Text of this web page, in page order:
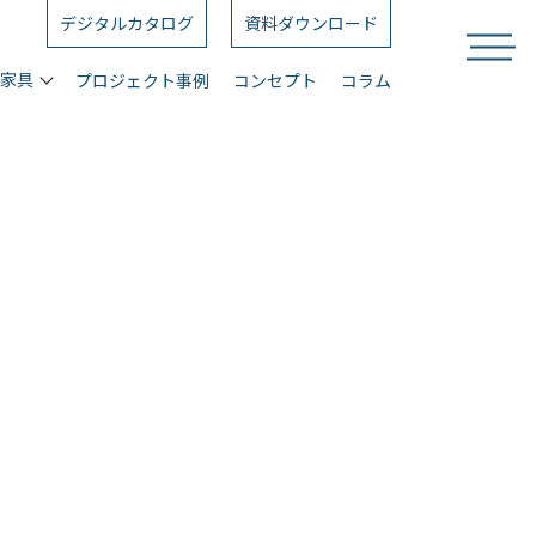
デジタルカタログ 資料ダウンロード
具 プロジェクト事例 コンセプト コラム